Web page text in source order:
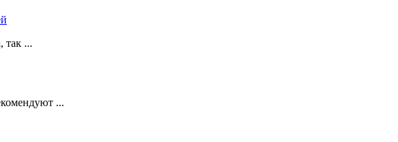
так ...
...